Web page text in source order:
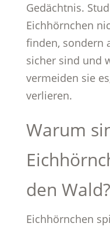
Gedächtnis.
Eichhörnchen
finden, sondern
sicher sind und
vermeiden sie
verlieren.
Warum
den Wald?
Eichhörnchen